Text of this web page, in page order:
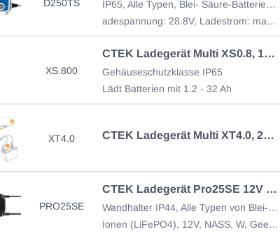
D250TS
IP65, Alle Typen, Blei- Säure-Batterien, Ca/Ca, AGM
adespannung: 28.8V, Ladestrom: max. 10A
XS.800
CTEK Ladegerät Multi XS0.8, 12V 0.8 A
Gehäuseschutzklasse IP65
Lädt Batterien mit 1.2 - 32 Ah
XT4.0 CTEK Ladegerät Multi XT4.0, 24V 4 A
PRO25SE
CTEK Ladegerät Pro25SE 12V 25A inkl. 6m Kabel und
Wandhalter IP44, Alle Typen von Blei-Säure-Batterien, Lithium-Ionen
Ionen (LiFePO4), 12V, NASS, W, Geeignet für 12V-Batterien aller Art: Nasszellen, Ca/Ca (Kalzium), Gel,